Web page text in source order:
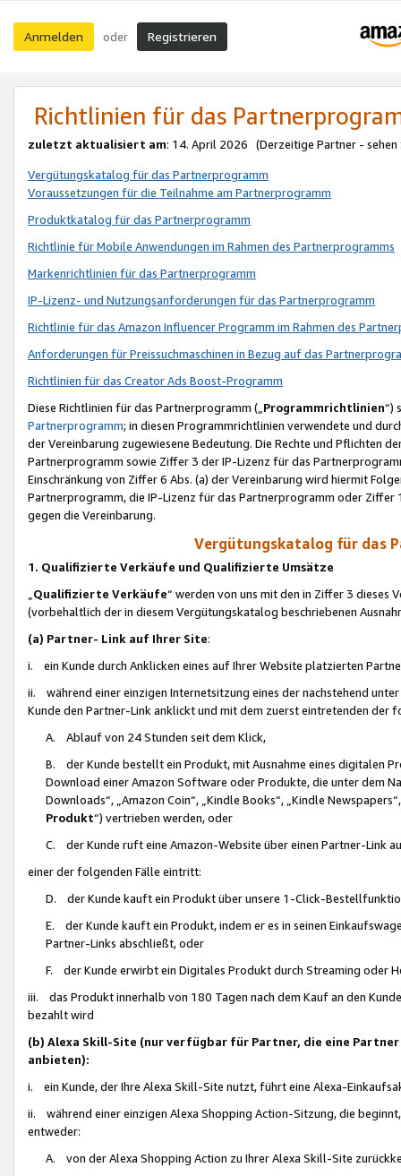
Anmelden oder Registrieren
Richtlinien für das
zuletzt aktualisiert am: 14. April 2026 (Derzeitige Partner - sehen
Vergütungskatalog für das Partnerprogramm
Voraussetzungen für die Teilnahme am Partnerprogramm
Produktkatalog für das Partnerprogramm
Richtlinie für Mobile Anwendungen im Rahmen des Partnerprogramms
Markenrichtlinien für das Partnerprogramm
IP-Lizenz- und Nutzungsanforderungen für das Partnerprogramm
Richtlinie für das Amazon Influencer Programm im Rahmen des
Anforderungen für Preissuchmaschinen in Bezug auf das
Richtlinien für das Creator Ads Boost-Programm
Diese Richtlinien für das Partnerprogramm („Programmrichtlinien“)
Partnerprogramm; in diesen Programmrichtlinien verwendete und
der Vereinbarung zugewiesene Bedeutung. Die Rechte und Pflichten
Partnerprogramm sowie Ziffer 3 der IP-Lizenz für das
Einschränkung von Ziffer 6 Abs. (a) der Vereinbarung wird hiermit
Partnerprogramm, die IP-Lizenz für das Partnerprogramm oder
gegen die Vereinbarung.
Vergütungskatalog für das
1. Qualifizierte Verkäufe und Qualifizierte Umsätze
Qualifizierte Verkäufe“ werden von uns mit den in Ziffer 3
(vorbehaltlich der in diesem Vergütungskatalog beschriebenen
(a) Partner- Link auf Ihrer Site:
i. ein Kunde durch Anklicken eines auf Ihrer Website platzierten
ii. während einer einzigen Internetsitzung eines der nachstehend
Kunde den Partner-Link anklickt und mit dem zuerst eintretenden der
A. Ablauf von 24 Stunden seit dem Klick,
B. der Kunde bestellt ein Produkt, mit Ausnahme eines digitalen
Download einer Amazon Software oder Produkte, die unter dem
Downloads“, „Amazon Coin“, „Kindle Books“, „Kindle
Produkt“) vertrieben werden, oder
C. der Kunde ruft eine Amazon-Website über einen Partner-Link
einer der folgenden Fälle eintritt:
D. der Kunde kauft ein Produkt über unsere 1-Click-
E. der Kunde kauft ein Produkt, indem er es in seinen
Partner-Links abschließt, oder
F. der Kunde erwirbt ein Digitales Produkt durch Streaming oder
iii. das Produkt innerhalb von 180 Tagen nach dem Kauf an den
bezahlt wird
(b) Alexa Skill-Site (nur verfügbar für Partner, die eine
anbieten):
i. ein Kunde, der Ihre Alexa Skill-Site nutzt, führt eine Alexa-
ii. während einer einzigen Alexa Shopping Action-Sitzung, die
entweder:
A. von der Alexa Shopping Action zu Ihrer Alexa Skill-Site